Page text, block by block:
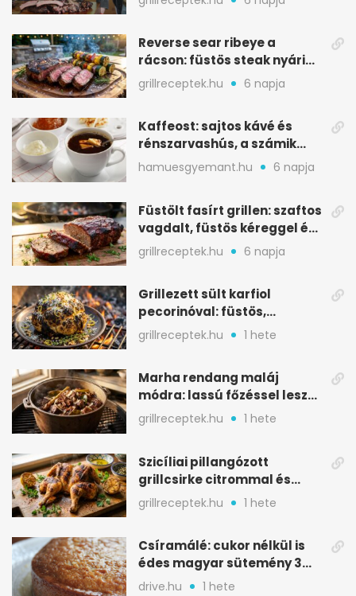
Reverse sear ribeye a
rácson: füstös steak nyári
tökkebabbal
grillreceptek.hu 6 napja
Kaffeost: sajtos kávé és
rénszarvashús, a számik
melegítő itala
hamuesgyemant.hu 6 napja
Füstölt fasírt grillen: szaftos
vagdalt, füstös kéreggel és
BBQ mázzal
grillreceptek.hu 6 napja
Grillezett sült karfiol
pecorinóval: füstös,
karamellizált nyári kedvenc
grillreceptek.hu 1 hete
Marha rendang maláj
módra: lassú főzéssel lesz
igazán szaftos
grillreceptek.hu 1 hete
Szicíliai pillangózott
grillcsirke citrommal és
oregánóval
grillreceptek.hu 1 hete
Csíramálé: cukor nélkül is
édes magyar sütemény 3
alapanyagból
drive.hu 1 hete